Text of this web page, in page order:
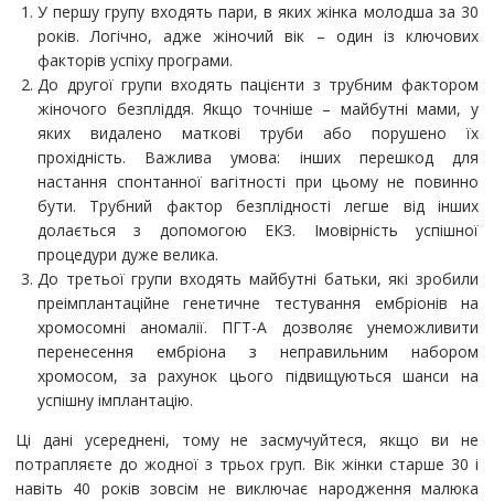
У першу групу входять пари, в яких жінка молодша за 30
років. Логічно, адже жіночий вік – один із ключових
факторів успіху програми.
До другої групи входять пацієнти з трубним фактором
жіночого безпліддя. Якщо точніше – майбутні мами, у
яких видалено маткові труби або порушено їх
прохідність. Важлива умова: інших перешкод для
настання спонтанної вагітності при цьому не повинно
бути. Трубний фактор безплідності легше від інших
долається з допомогою ЕКЗ. Імовірність успішної
процедури дуже велика.
До третьої групи входять майбутні батьки, які зробили
преімплантаційне генетичне тестування ембріонів на
хромосомні аномалії. ПГТ-А дозволяє унеможливити
перенесення ембріона з неправильним набором
хромосом, за рахунок цього підвищуються шанси на
успішну імплантацію.
Ці дані усереднені, тому не засмучуйтеся, якщо ви не
потрапляєте до жодної з трьох груп. Вік жінки старше 30 і
навіть 40 років зовсім не виключає народження малюка